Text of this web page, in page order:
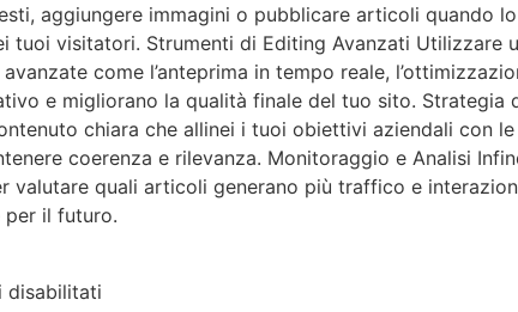
aggiungere immagini o pubblicare articoli quando
tuoi visitatori. Strumenti di Editing Avanzati
come l’anteprima in tempo reale,
e migliorano la qualità finale del tuo sito.
chiara che allinei i tuoi obiettivi aziendali con
coerenza e rilevanza. Monitoraggio e Analisi
valutare quali articoli generano più traffico e
per il futuro.
disabilitati